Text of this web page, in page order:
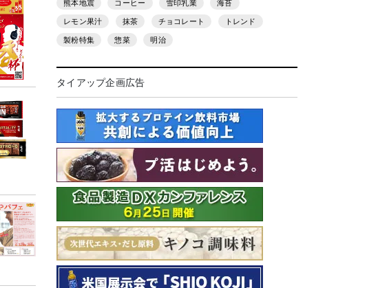
熊本地震 コーヒー 雪印乳業 海苔
レモン果汁 抹茶 チョコレート トレンド
製粉特集 惣菜 明治
タイアップ企画広告